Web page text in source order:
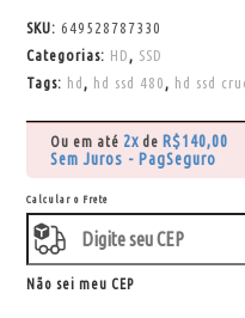
SKU:649528787330
Categorias: HD , SSD
Tags: hd , hd ssd 480 , hd ssd
Ou em até 2x de R$140,00
Sem Juros - PagSeguro
Calcular o Frete
Não sei meu CEP